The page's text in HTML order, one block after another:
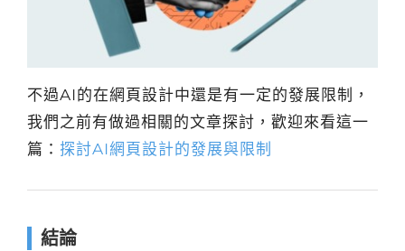
不過AI的在網頁設計中還是有一定的發展限制，
我們之前有做過相關的文章探討，歡迎來看這一
篇： 探討AI網頁設計的發展與限制
結論